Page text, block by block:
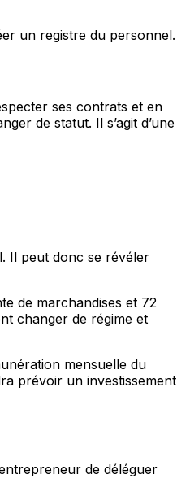
un registre du personnel.
ses contrats et en
de statut. Il s’agit d’une
Il peut donc se révéler
de marchandises et 72
changer de régime et
mensuelle du
prévoir un investissement
de déléguer